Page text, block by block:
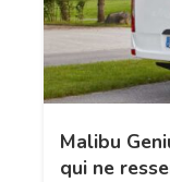
Malibu
qui ne